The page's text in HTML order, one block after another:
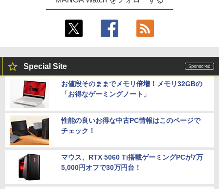
Special Site
お値段そのままでメモリ倍増！メモリ32GBの
「お得なゲーミングノート」
性能の良いお得な中古PC情報はこのページで
チェック！
マウス、RTX 5060 Ti搭載ゲーミングPCが7万
5,000円オフで30万円台！